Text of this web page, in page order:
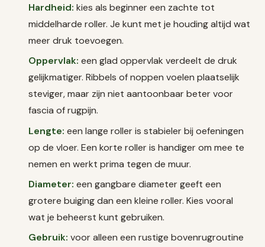
Hardheid: kies als beginner een zachte tot
middelharde roller. Je kunt met je houding altijd wat
meer druk toevoegen.
Oppervlak: een glad oppervlak verdeelt de druk
gelijkmatiger. Ribbels of noppen voelen plaatselijk
steviger, maar zijn niet aantoonbaar beter voor
fascia of rugpijn.
Lengte: een lange roller is stabieler bij oefeningen
op de vloer. Een korte roller is handiger om mee te
nemen en werkt prima tegen de muur.
Diameter: een gangbare diameter geeft een
grotere buiging dan een kleine roller. Kies vooral
wat je beheerst kunt gebruiken.
Gebruik: voor alleen een rustige bovenrugroutine